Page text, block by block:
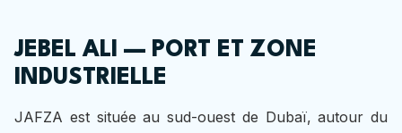
JEBEL ALI — PORT ET ZONE
INDUSTRIELLE
JAFZA est située au sud-ouest de Dubaï, autour du